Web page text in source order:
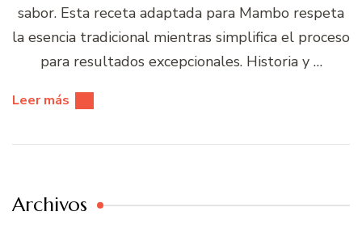
sabor. Esta receta adaptada para Mambo respeta
la esencia tradicional mientras simplifica el proceso
para resultados excepcionales. Historia y …
Leer más
Archivos